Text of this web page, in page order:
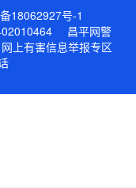
18062927号-1
昌平网警
网上有害信息举报专区